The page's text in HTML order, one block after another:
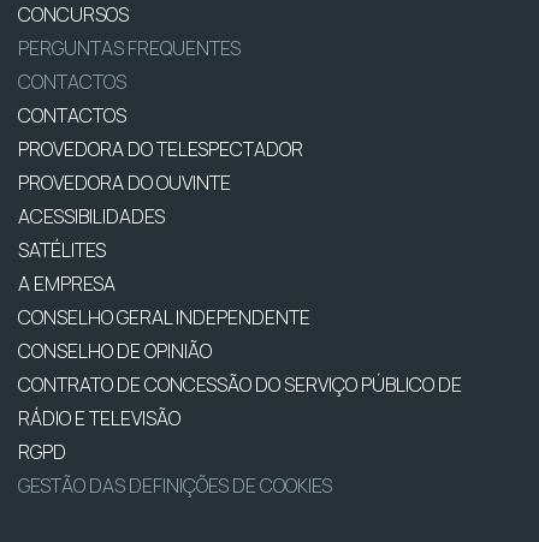
CONCURSOS
PERGUNTAS FREQUENTES
CONTACTOS
CONTACTOS
PROVEDORA DO TELESPECTADOR
PROVEDORA DO OUVINTE
ACESSIBILIDADES
SATÉLITES
A EMPRESA
CONSELHO GERAL INDEPENDENTE
CONSELHO DE OPINIÃO
CONTRATO DE CONCESSÃO DO SERVIÇO PÚBLICO DE
RÁDIO E TELEVISÃO
RGPD
GESTÃO DAS DEFINIÇÕES DE COOKIES